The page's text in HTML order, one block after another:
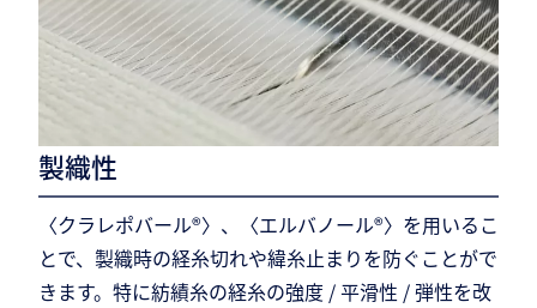
製織性
〈クラレポバール®〉、〈エルバノール®〉を用いるこ
とで、製織時の経糸切れや緯糸止まりを防ぐことがで
きます。特に紡績糸の経糸の強度 / 平滑性 / 弾性を改